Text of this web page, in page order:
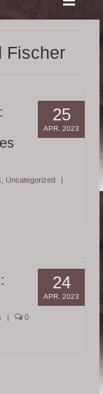
Fischer
25
APR. 2023
Uncategorized
|
24
APR. 2023
| 0